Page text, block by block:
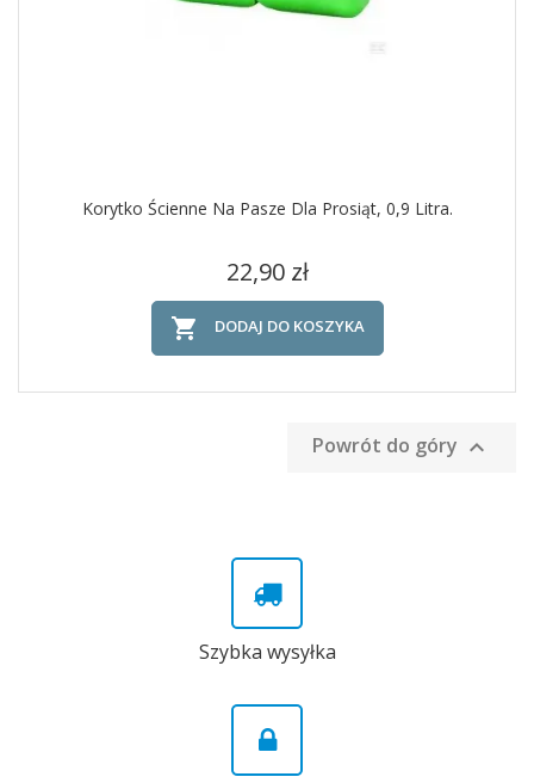
Korytko Ścienne Na Pasze Dla Prosiąt, 0,9 Litra.
Cena
22,90 zł
 DODAJ DO KOSZYKA
Powrót do góry 
Szybka wysyłka